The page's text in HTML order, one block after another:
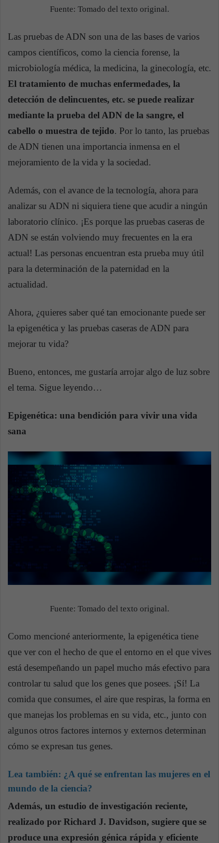
Fuente: Tomado del texto original.
Las pruebas de ADN son una de las bases de varios
campos científicos, como la ciencia forense, la
microbiología médica, la medicina, la ginecología, etc.
El tratamiento de muchas enfermedades, la
detección de delincuentes, etc. se puede realizar
mediante la prueba del ADN de la sangre, el
cabello o muestra de tejido. Por lo tanto, las pruebas
de ADN tienen una importancia inmensa en el
mejoramiento de la vida y la sociedad.
Además, con el avance de la tecnología, ahora para
analizar su ADN ni siquiera tiene que acudir a ningún
laboratorio clínico. ¡Es porque las pruebas caseras de
ADN se están volviendo muy frecuentes en la era
actual! Las personas encuentran esta prueba muy útil
para la determinación de la paternidad en la
actualidad.
Ahora, ¿quieres saber qué tan emocionante puede ser
la epigenética y las pruebas caseras de ADN para
mejorar tu vida?
Bueno, entonces, me gustaría arrojar algo de luz sobre
el tema. Sigue leyendo…
Epigenética: una bendición para vivir una vida
sana
Fuente: Tomado del texto original.
Como mencioné anteriormente, la epigenética tiene
que ver con el hecho de que el entorno en el que vives
está desempeñando un papel mucho más efectivo para
controlar tu salud que los genes que posees. ¡Sí! La
comida que consumes, el aire que respiras, la forma en
que manejas los problemas en su vida, etc., junto con
algunos otros factores internos y externos determinan
cómo se expresan tus genes.
Lea también: ¿A qué se enfrentan las mujeres en el
mundo de la ciencia?
Además, un estudio de investigación reciente,
realizado por Richard J. Davidson, sugiere que se
produce una expresión génica rápida y eficiente